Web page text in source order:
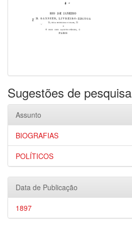
Sugestões de pesquisa
Assunto
BIOGRAFIAS
POLÍTICOS
Data de Publicação
1897